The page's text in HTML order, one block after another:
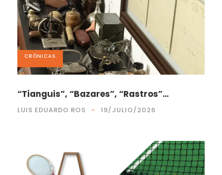
CRÓNICAS
“Tianguis”, “Bazares”, “Rastros”…
LUIS EDUARDO ROS 19/JULIO/2026